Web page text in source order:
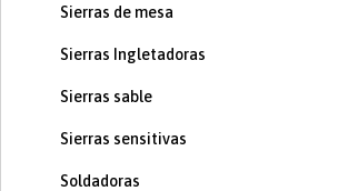
Sierras de mesa
Sierras Ingletadoras
Sierras sable
Sierras sensitivas
Soldadoras